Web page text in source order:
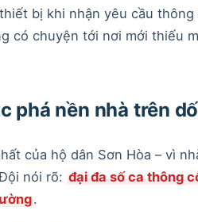
bị khi nhận yêu cầu
có chuyện tới nơi mới thiếu
phá nền nhà trên
của hộ dân Sơn Hòa – vì
nói rõ: đại đa số ca thông
.